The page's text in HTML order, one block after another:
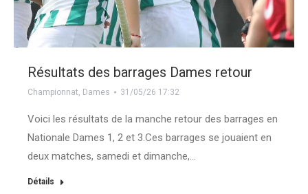
Résultats des barrages Dames retour
Championnat, Dames 31/05/26 17:32
Voici les résultats de la manche retour des barrages en
Nationale Dames 1, 2 et 3.Ces barrages se jouaient en
deux matches, samedi et dimanche,…
Détails